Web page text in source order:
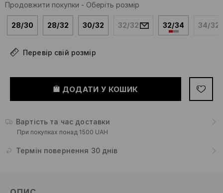
Продовжити покупки - Оберіть розмір
28/30 28/32 30/32 32/32 32/34 34/32
Перевір свій розмір
ДОДАТИ У КОШИК
Вартість та час доставки
При покупках понад 1500 UAH
Термін повернення 30 днів